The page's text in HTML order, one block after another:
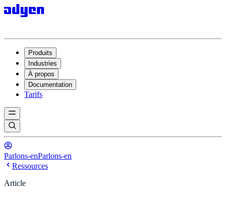
Produits
Industries
À propos
Documentation
Tarifs
Parlons-enParlons-en
Ressources
Article